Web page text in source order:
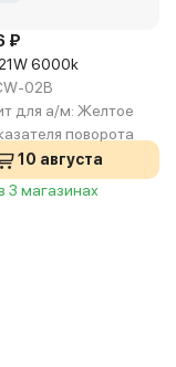
₽
6000k
02B
для а/м: Желтое
поворота
10 августа
3 магазинах